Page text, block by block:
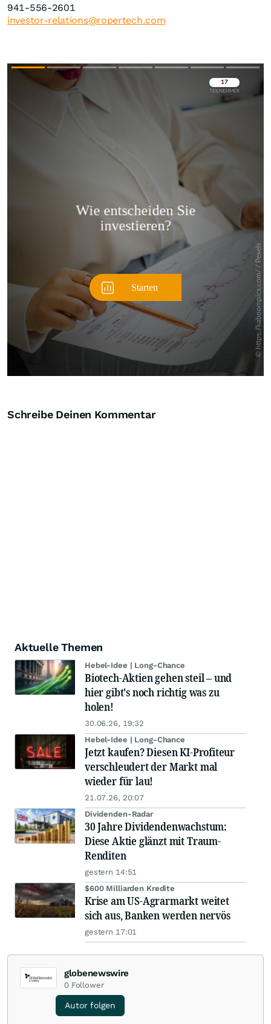
941-556-2601
investor-relations@ropertech.com
Überspringen
Überspringen
Schreibe Deinen Kommentar
Aktuelle Themen
Hebel-Idee | Long-Chance
Biotech-Aktien gehen steil – und
hier gibt's noch richtig was zu
holen!
30.06.26, 19:32
Hebel-Idee | Long-Chance
Jetzt kaufen? Diesen KI-Profiteur
verschleudert der Markt mal
wieder für lau!
21.07.26, 20:07
Dividenden-Radar
30 Jahre Dividendenwachstum:
Diese Aktie glänzt mit Traum-
Renditen
gestern 14:51
$600 Milliarden Kredite
Krise am US-Agrarmarkt weitet
sich aus, Banken werden nervös
gestern 17:01
globenewswire
0 Follower
Autor folgen